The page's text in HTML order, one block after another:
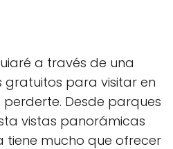
a través de una
gratuitos para visitar en
Desde parques
vistas panorámicas
tiene mucho que ofrecer